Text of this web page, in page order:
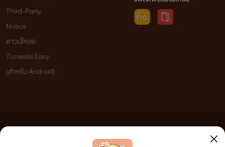
Third-Party
Notice
ดาวน์โหลด
Tunwalai Easy
(สำหรับ Android)
เว็บไซต์แห่งนี้ไม่ได้เห็นด้วยและไม่ขอรับผิดชอบต่อข้อความใดๆ ทั้งสิ้น ดังนั้นผู้อ่านทุกท่านโปรดใช้